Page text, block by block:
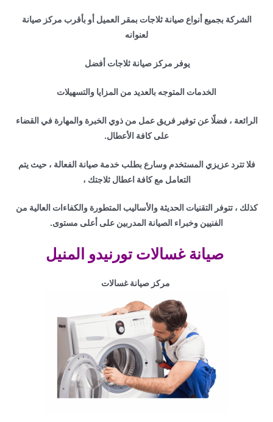
الشركة بجميع أنواع صيانة ثلاجات بمقر العميل أو بأقرب مركز صيانة
لعنوانه
يوفر مركز صيانة ثلاجات أفضل
الخدمات المتوجه بالعديد من المزايا والتسهيلات
الرائعة ، فضلًا عن توفير فريق عمل من ذوي الخبرة والمهارة في القضاء
على كافة الأعطال.
فلا تترد عزيزي المستخدم وسارع بطلب خدمة صيانة الفعالة ، حيث يتم
التعامل مع كافة اعطال ثلاجتك ،
كذلك ، تتوفر التقنيات الحديثة والأساليب المتطورة والكفاءات العالية من
الفنيين وخبراء الصيانة المدربين على أعلى مستوى.
صيانة غسالات تورنيدو المنيل
مركز صيانة غسالات